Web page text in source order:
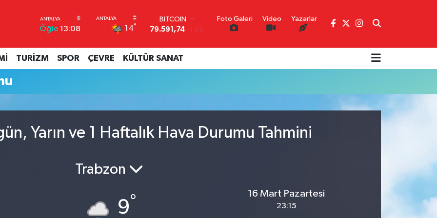
Öğle 13:08 14°
BITCOIN
79.591,74 -1.82
45,43620 0.02
EURO
53,38690 0.19
6862,09000 0.19
14.598,00
Foto Galeri Video Yazarlar
TURİZM SPOR ÇEVRE KÜLTÜR SANAT
Yarın ve 1 Haftalık Hava Durumu Tahmini
Trabzon
9°
16 Mart Pazartesi
23:15